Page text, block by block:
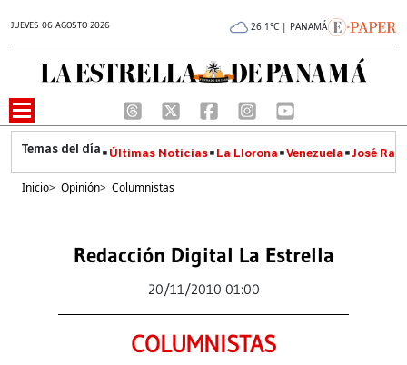
JUEVES 06 AGOSTO 2026 26.1°C | PANAMÁ
Últimas Noticias La Llorona Venezuela José
Inicio> Opinión> Columnistas
Redacción Digital La Estrella
20/11/2010 01:00
COLUMNISTAS